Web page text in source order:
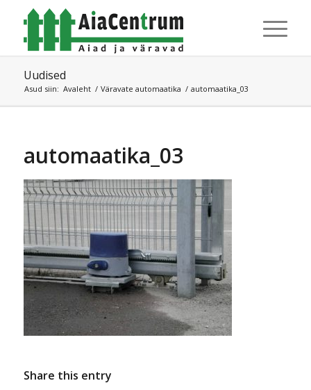
Uudised
Asud siin: Avaleht / Väravate automaatika / automaatika_03
automaatika_03
Share this entry